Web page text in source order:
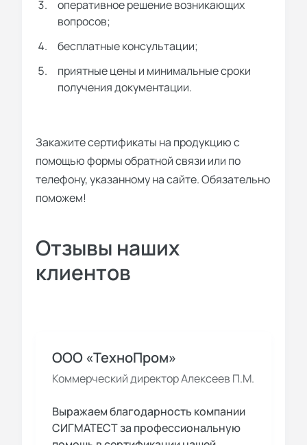
оперативное решение возникающих
вопросов;
бесплатные консультации;
приятные цены и минимальные сроки
получения документации.
Закажите сертификаты на продукцию с
помощью формы обратной связи или по
телефону, указанному на сайте. Обязательно
поможем!
Отзывы наших
клиентов
ООО «ТехноПром»
Коммерческий директор Алексеев П.М.
Выражаем благодарность компании
СИГМАТЕСТ за профессиональную